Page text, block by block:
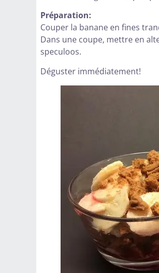
Préparation:
Couper la banane en fines
Dans une coupe, mettre en
speculoos.
Déguster immédiatement!